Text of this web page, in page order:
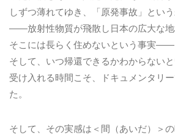
しずつ薄れてゆき、「原発事故」とい
――放射性物質が飛散し日本の広大な地
そこには長らく住めないという事実――
そして、いつ帰還できるかわからない
受け入れる時間こそ、ドキュメンタリ
た。
そして、その実感は＜間（あいだ）＞